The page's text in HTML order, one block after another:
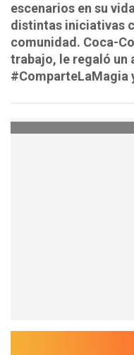
escenarios en su
distintas iniciativas
comunidad. Coca-
trabajo, le regaló un
#ComparteLaMagia